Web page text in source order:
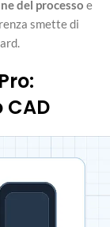
del processo e
smette di